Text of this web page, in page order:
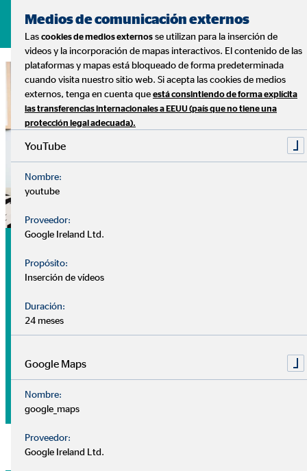
Pide tu cita sin compromiso
Análisis
Nuestracita de análisis
para el futuro? ¿Qué deseos y objetivos tienes a medio-largo
plazo?
Medios de comunicación externos
Las cookies de medios externos se utilizan para la inserción de
videos y la incorporación de mapas interactivos. El contenido de las
plataformas y mapas está bloqueado de forma predeterminada
cuando visita nuestro sitio web. Si acepta las cookies de medios
externos, tenga en cuenta que está consintiendo de forma explícita
las transferencias internacionales a EEUU (país que no tiene una
protección legal adecuada).
YouTube
Nombre:
youtube
Proveedor:
Google Ireland Ltd.
Propósito:
Inserción de vídeos
Duración:
24 meses
Google Maps
Nombre:
google_maps
Proveedor:
Google Ireland Ltd.